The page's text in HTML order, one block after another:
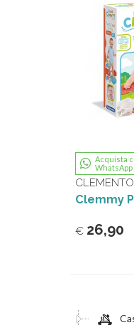
Acquista
WhatsApp
Clemmy
€ 26,90